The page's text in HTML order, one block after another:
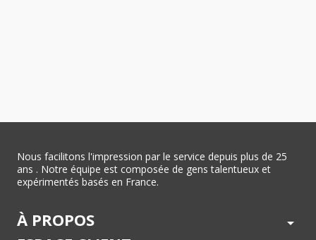
Nous facilitons l'impression par le service depuis plus de 25
ans . Notre équipe est composée de gens talentueux et
expérimentés basés en France.
À PROPOS arrow_drop_down